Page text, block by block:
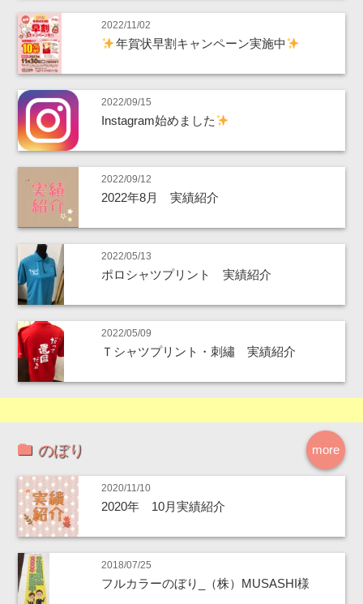
2022/11/02
年賀状早割キャンペーン実施中
2022/09/15
Instagram始めました
2022/09/12
2022年8月 実績紹介
2022/05/13
ポロシャツプリント 実績紹介
2022/05/09
Ｔシャツプリント・刺繡 実績紹介
more
のぼり
2020/11/10
2020年 10月実績紹介
2018/07/25
フルカラーのぼり_（株）MUSASHI様